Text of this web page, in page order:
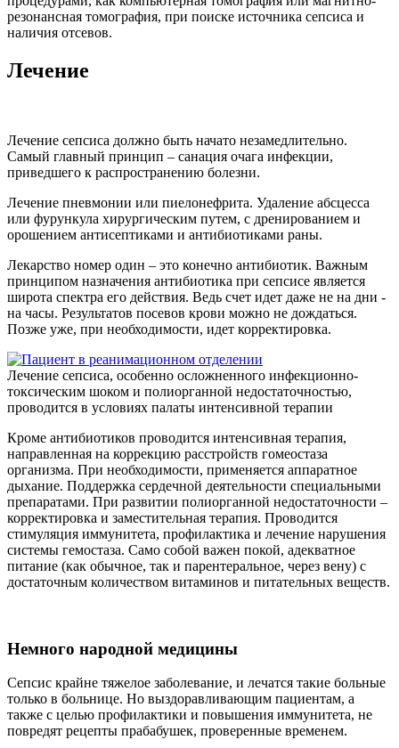
резонансная томография, при поиске источника сепсиса и
наличия отсевов.
Лечение
Лечение сепсиса должно быть начато незамедлительно.
Самый главный принцип – санация очага инфекции,
приведшего к распространению болезни.
Лечение пневмонии или пиелонефрита. Удаление абсцесса
или фурункула хирургическим путем, с дренированием и
орошением антисептиками и антибиотиками раны.
Лекарство номер один – это конечно антибиотик. Важным
принципом назначения антибиотика при сепсисе является
широта спектра его действия. Ведь счет идет даже не на дни -
на часы. Результатов посевов крови можно не дождаться.
Позже уже, при необходимости, идет корректировка.
Лечение сепсиса, особенно осложненного инфекционно-
токсическим шоком и полиорганной недостаточностью,
проводится в условиях палаты интенсивной терапии
Кроме антибиотиков проводится интенсивная терапия,
направленная на коррекцию расстройств гомеостаза
организма. При необходимости, применяется аппаратное
дыхание. Поддержка сердечной деятельности специальными
препаратами. При развитии полиорганной недостаточности –
корректировка и заместительная терапия. Проводится
стимуляция иммунитета, профилактика и лечение нарушения
системы гемостаза. Само собой важен покой, адекватное
питание (как обычное, так и парентеральное, через вену) с
достаточным количеством витаминов и питательных веществ.
Немного народной медицины
Сепсис крайне тяжелое заболевание, и лечатся такие больные
только в больнице. Но выздоравливающим пациентам, а
также с целью профилактики и повышения иммунитета, не
повредят рецепты прабабушек, проверенные временем.